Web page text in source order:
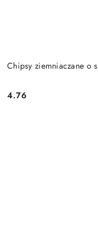
Chipsy ziemniaczane o
Cena:
4.76